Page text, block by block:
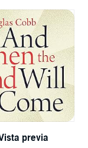
previa